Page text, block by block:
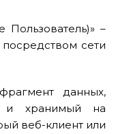
Пользователь)» –
сети
данных,
и хранимый на
веб-клиент или